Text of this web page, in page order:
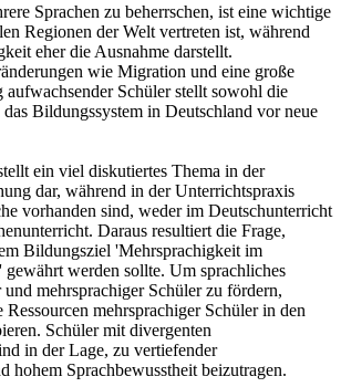
Sprachen zu beherrschen, ist eine wichtige
Regionen der Welt vertreten ist, während
eher die Ausnahme darstellt.
wie Migration und eine große
aufwachsender Schüler stellt sowohl die
Bildungssystem in Deutschland vor neue
ein viel diskutiertes Thema in der
dar, während in der Unterrichtspraxis
vorhanden sind, weder im Deutschunterricht
Daraus resultiert die Frage,
Bildungsziel 'Mehrsprachigkeit im
werden sollte. Um sprachliches
mehrsprachiger Schüler zu fördern,
mehrsprachiger Schüler in den
Schüler mit divergenten
in der Lage, zu vertiefender
hohem Sprachbewusstheit beizutragen.